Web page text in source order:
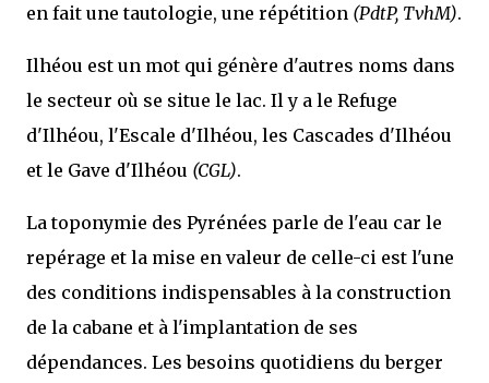
en fait une tautologie, une répétition (PdtP, TvhM).
Ilhéou est un mot qui génère d'autres noms dans
le secteur où se situe le lac. Il y a le Refuge
d'Ilhéou, l'Escale d'Ilhéou, les Cascades d'Ilhéou
et le Gave d'Ilhéou (CGL).
La toponymie des Pyrénées parle de l'eau car le
repérage et la mise en valeur de celle-ci est l'une
des conditions indispensables à la construction
de la cabane et à l'implantation de ses
dépendances. Les besoins quotidiens du berger